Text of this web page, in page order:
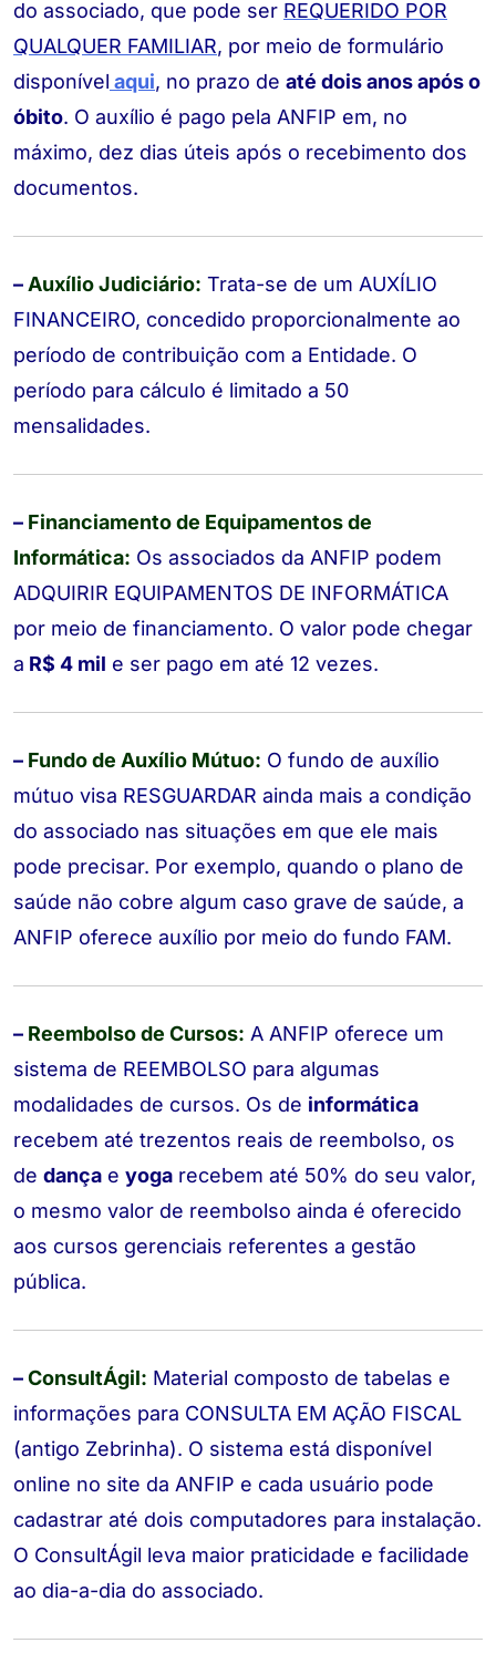
do associado, que pode ser REQUERIDO POR
QUALQUER FAMILIAR, por meio de formulário
disponível aqui, no prazo de até dois anos após o
óbito. O auxílio é pago pela ANFIP em, no
máximo, dez dias úteis após o recebimento dos
documentos.
– Auxílio Judiciário: Trata-se de um AUXÍLIO
FINANCEIRO, concedido proporcionalmente ao
período de contribuição com a Entidade. O
período para cálculo é limitado a 50
mensalidades.
– Financiamento de Equipamentos de
Informática: Os associados da ANFIP podem
ADQUIRIR EQUIPAMENTOS DE INFORMÁTICA
por meio de financiamento. O valor pode chegar
a R$ 4 mil e ser pago em até 12 vezes.
– Fundo de Auxílio Mútuo: O fundo de auxílio
mútuo visa RESGUARDAR ainda mais a condição
do associado nas situações em que ele mais
pode precisar. Por exemplo, quando o plano de
saúde não cobre algum caso grave de saúde, a
ANFIP oferece auxílio por meio do fundo FAM.
– Reembolso de Cursos: A ANFIP oferece um
sistema de REEMBOLSO para algumas
modalidades de cursos. Os de informática
recebem até trezentos reais de reembolso, os
de dança e yoga recebem até 50% do seu valor,
o mesmo valor de reembolso ainda é oferecido
aos cursos gerenciais referentes a gestão
pública.
–ConsultÁgil: Material composto de tabelas e
informações para CONSULTA EM AÇÃO FISCAL
(antigo Zebrinha). O sistema está disponível
online no site da ANFIP e cada usuário pode
cadastrar até dois computadores para instalação.
O ConsultÁgil leva maior praticidade e facilidade
ao dia-a-dia do associado.